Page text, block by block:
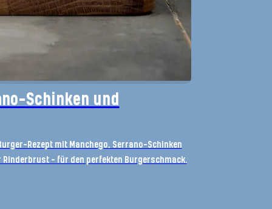
Schinken und
Rezept mit Manchego, Serrano-Schinken
– für den perfekten Burgerschmack.